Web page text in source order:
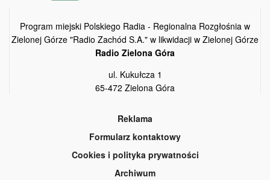
Program miejski Polskiego Radia - Regionalna Rozgłośnia w
Zielonej Górze "Radio Zachód S.A." w likwidacji w Zielonej Górze
Radio Zielona Góra
ul. Kukułcza 1
65-472 Zielona Góra
Reklama
Formularz kontaktowy
Cookies i polityka prywatności
Archiwum